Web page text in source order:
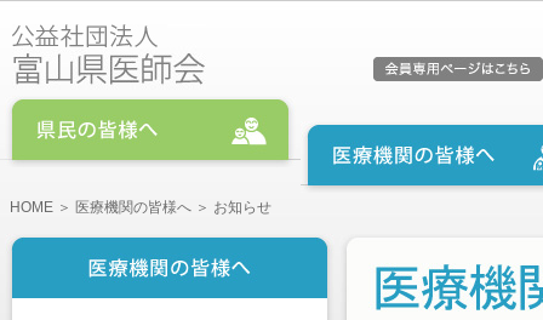
HOME ＞ 医療機関の皆様へ ＞ お知らせ